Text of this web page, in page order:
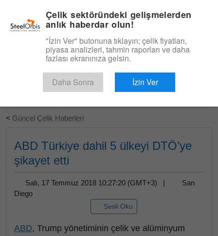
Ücretsiz Deneyin
< Güncel Çelik Haberleri
ABD Türkiye dahil 5 ülkeyi DTÖ’ye
şikayet etti
Salı, 17 Temmuz 2018 10:27:20 (GMT+3) |
San
Diego
Sesli Oku
ABD, Trump yönetiminin çelik ve alüminyum
Çelik sektöründeki gelişmelerden
anlık haberdar olun!
"İzin Ver" butonuna tıklayın; çelik fiyatları,
piyasa analizleri, tahmin raporları ve daha
fazlası ekranınıza gelsin.
Daha Sonra İzin Ver